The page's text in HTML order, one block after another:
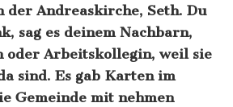
der Andreaskirche, Seth. Du
sag es deinem Nachbarn,
oder Arbeitskollegin, weil sie
sind. Es gab Karten im
Gemeinde mit nehmen